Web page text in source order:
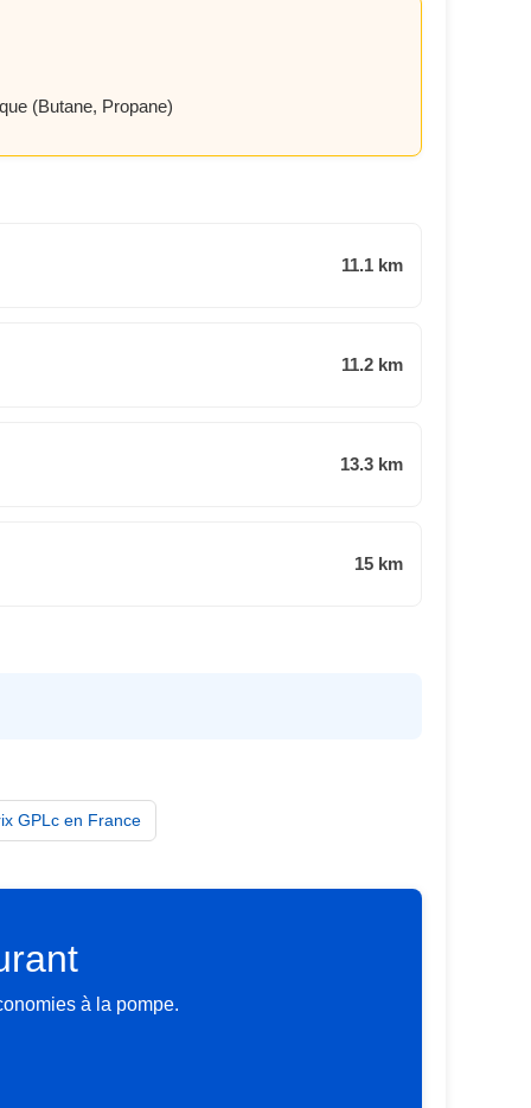
(Butane, Propane)
11.1 km
11.2 km
13.3 km
15 km
GPLc en France
à la pompe.